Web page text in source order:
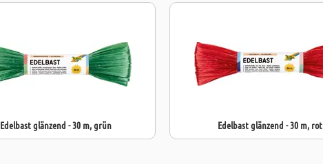
Edelbast glänzend - 30 m, grün Edelbast glänzend - 30 m, rot